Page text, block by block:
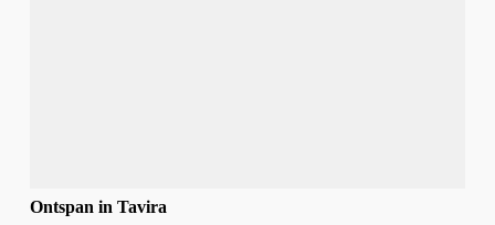
Ontspan in Tavira